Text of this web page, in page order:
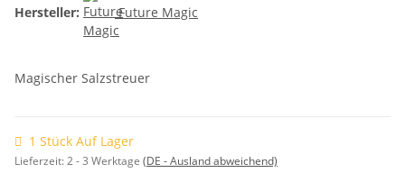
Hersteller:
Future Magic
Magischer Salzstreuer
1 Stück Auf Lager
Lieferzeit:2 - 3 Werktage (DE - Ausland abweichend)